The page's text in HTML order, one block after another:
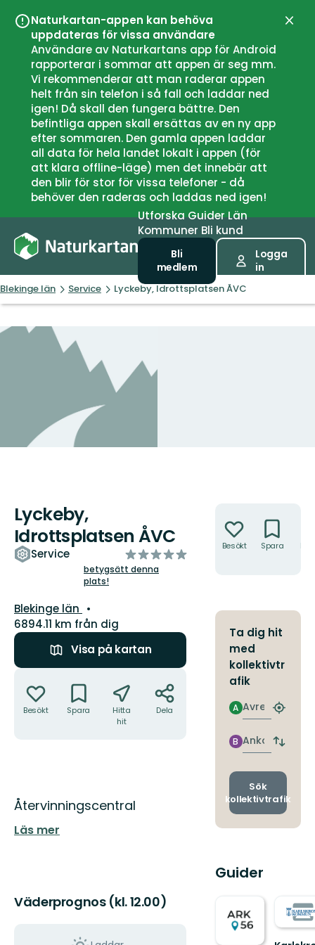
Naturkartan-appen kan behöva
uppdateras för vissa användare
Användare av Naturkartans app för Android
rapporterar i sommar att appen är seg mm.
Vi rekommenderar att man raderar appen
helt från sin telefon i så fall och laddar ned
igen! Då skall den fungera bättre. Den
befintliga appen skall ersättas av en ny app
efter sommaren. Den gamla appen laddar
all data för hela landet lokalt i appen (för
att klara offline-läge) men det innebär att
den blir för stor för vissa telefoner - då
behöver den raderas och laddas ned igen!
UtforskaGuiderLän
Kommuner Bli kund
Bli
medlem
Logga
in
Blekinge län Service Lyckeby, Idrottsplatsen ÅVC
Lyckeby,
Idrottsplatsen ÅVC
Service
av
5
betygsätt denna
plats!
Län:
Blekinge län
6894.11 km från dig
Visa på kartan
Besökt Spara
Hitta
hit
Dela
Beskrivning
Återvinningscentral
Läs mer
Väderprognos (kl. 12.00)
Besökt Spara
Ta dig hit
med
kollektivtr
afik
Avresa
A
Hitta
Ankomst
B
Byt
och
Sök
kollektivtrafik
Guider